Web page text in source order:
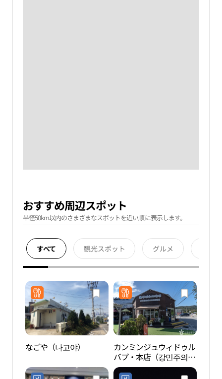
おすすめ周辺スポット
半径50km以内のさまざまなスポットを近い順に表示します。
すべて 観光スポット グルメ
なごや（나고야）
カンミンジュウィドゥル
バプ・本店（강민주의들
밥 본점）